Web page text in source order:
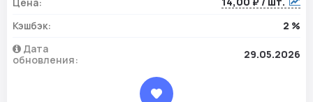
Кэшбэк:
2 %
Дата
обновления:
29.05.2026